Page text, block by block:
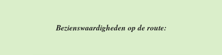
Bezienswaardigheden op de route: